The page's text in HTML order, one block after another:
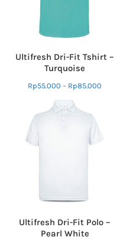
Ultifresh Dri-Fit Tshirt –
Turquoise
Rp55.000 – Rp85.000
Ultifresh Dri-Fit Polo –
Pearl White